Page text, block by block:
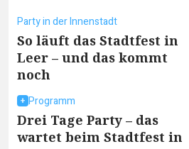
Party in der Innenstadt
So läuft das Stadtfest in
Leer – und das kommt
noch
Programm
Drei Tage Party – das
wartet beim Stadtfest in